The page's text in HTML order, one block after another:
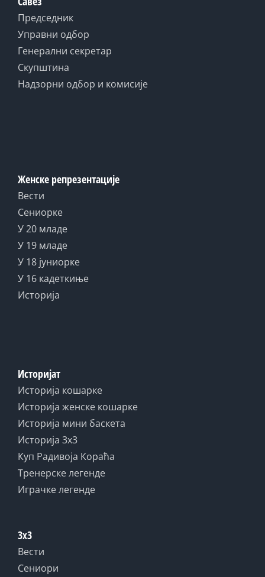
Председник
Управни одбор
Генерални секретар
Скупштина
Надзорни одбор и комисије
Женске репрезентације
Вести
Сениорке
У 20 младе
У 19 младе
У 18 јуниорке
У 16 кадеткиње
Историја
Историјат
Историја кошарке
Историја женске кошарке
Историја мини баскета
Историја 3x3
Куп Радивоја Кораћа
Тренерске легенде
Играчке легенде
3x3
Вести
Сениори